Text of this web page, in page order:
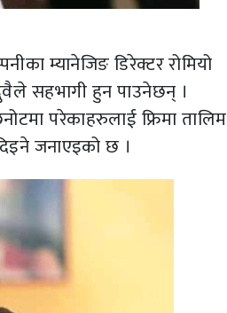
म्यानेजिङ डिरेक्टर रोमियो
सहभागी हुन पाउनेछन् ।
परेकाहरुलाई फ्रिमा तालिम
जनाएइको छ ।